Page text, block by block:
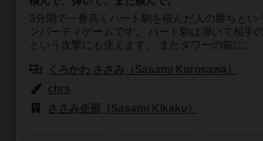
3分間で一番高くハート駒を積んだ人の勝ちとい
ンパーティゲームです。 ハート駒は弾いて相手
という攻撃にも使えます。 またタワーの前に...
くろかわ ささみ（Sasami Kurosawa）
chrs
ささみ企画（Sasami Kikaku）